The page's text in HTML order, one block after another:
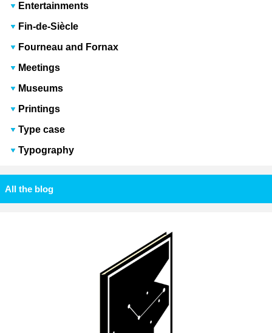
Entertainments
Fin-de-Siècle
Fourneau and Fornax
Meetings
Museums
Printings
Type case
Typography
All the blog